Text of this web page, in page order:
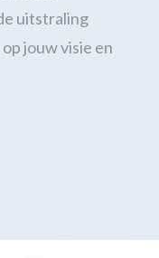
uitstraling
jouw visie en